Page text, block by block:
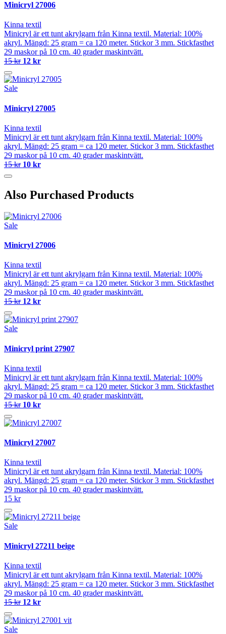
Minicryl 27006
Kinna textil
Minicryl är ett tunt akrylgarn från Kinna textil. Material: 100%
akryl. Mängd: 25 gram = ca 120 meter. Stickor 3 mm. Stickfasthet
29 maskor på 10 cm. 40 grader maskintvätt.
15 kr 12 kr
Sale
Minicryl 27005
Kinna textil
Minicryl är ett tunt akrylgarn från Kinna textil. Material: 100%
akryl. Mängd: 25 gram = ca 120 meter. Stickor 3 mm. Stickfasthet
29 maskor på 10 cm. 40 grader maskintvätt.
15 kr 10 kr
Also Purchased Products
Sale
Minicryl 27006
Kinna textil
Minicryl är ett tunt akrylgarn från Kinna textil. Material: 100%
akryl. Mängd: 25 gram = ca 120 meter. Stickor 3 mm. Stickfasthet
29 maskor på 10 cm. 40 grader maskintvätt.
15 kr 12 kr
Sale
Minicryl print 27907
Kinna textil
Minicryl är ett tunt akrylgarn från Kinna textil. Material: 100%
akryl. Mängd: 25 gram = ca 120 meter. Stickor 3 mm. Stickfasthet
29 maskor på 10 cm. 40 grader maskintvätt.
15 kr 10 kr
Minicryl 27007
Kinna textil
Minicryl är ett tunt akrylgarn från Kinna textil. Material: 100%
akryl. Mängd: 25 gram = ca 120 meter. Stickor 3 mm. Stickfasthet
29 maskor på 10 cm. 40 grader maskintvätt.
15 kr
Sale
Minicryl 27211 beige
Kinna textil
Minicryl är ett tunt akrylgarn från Kinna textil. Material: 100%
akryl. Mängd: 25 gram = ca 120 meter. Stickor 3 mm. Stickfasthet
29 maskor på 10 cm. 40 grader maskintvätt.
15 kr 12 kr
Sale